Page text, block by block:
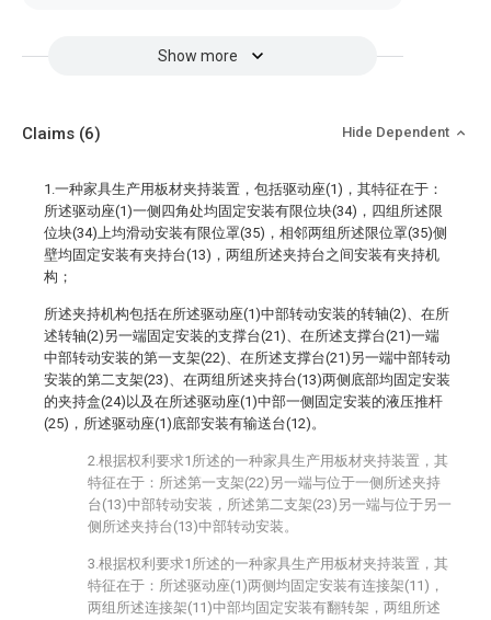
Show more
Claims (6) Hide Dependent
1.一种家具生产用板材夹持装置，包括驱动座(1)，其特征在于：
所述驱动座(1)一侧四角处均固定安装有限位块(34)，四组所述限
位块(34)上均滑动安装有限位罩(35)，相邻两组所述限位罩(35)侧
壁均固定安装有夹持台(13)，两组所述夹持台之间安装有夹持机
构；
所述夹持机构包括在所述驱动座(1)中部转动安装的转轴(2)、在所
述转轴(2)另一端固定安装的支撑台(21)、在所述支撑台(21)一端
中部转动安装的第一支架(22)、在所述支撑台(21)另一端中部转动
安装的第二支架(23)、在两组所述夹持台(13)两侧底部均固定安装
的夹持盒(24)以及在所述驱动座(1)中部一侧固定安装的液压推杆
(25)，所述驱动座(1)底部安装有输送台(12)。
2.根据权利要求1所述的一种家具生产用板材夹持装置，其
特征在于：所述第一支架(22)另一端与位于一侧所述夹持
台(13)中部转动安装，所述第二支架(23)另一端与位于另一
侧所述夹持台(13)中部转动安装。
3.根据权利要求1所述的一种家具生产用板材夹持装置，其
特征在于：所述驱动座(1)两侧均固定安装有连接架(11)，
两组所述连接架(11)中部均固定安装有翻转架，两组所述